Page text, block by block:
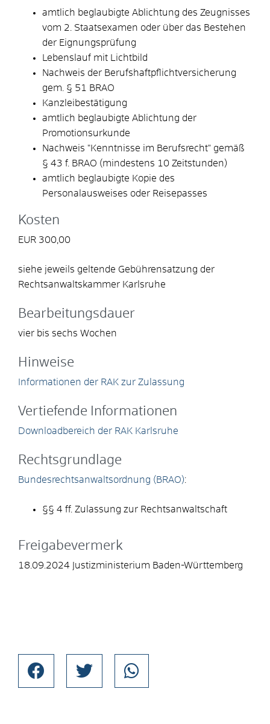
amtlich beglaubigte Ablichtung des Zeugnisses
vom 2. Staatsexamen oder über das Bestehen
der Eignungsprüfung
Lebenslauf mit Lichtbild
Nachweis der Berufshaftpflichtversicherung
gem. § 51 BRAO
Kanzleibestätigung
amtlich beglaubigte Ablichtung der
Promotionsurkunde
Nachweis "Kenntnisse im Berufsrecht" gemäß
§ 43 f. BRAO (mindestens 10 Zeitstunden)
amtlich beglaubigte Kopie des
Personalausweises oder Reisepasses
Kosten
EUR 300,00
siehe jeweils geltende Gebührensatzung der
Rechtsanwaltskammer Karlsruhe
Bearbeitungsdauer
vier bis sechs Wochen
Hinweise
Informationen der RAK zur Zulassung
Vertiefende Informationen
Downloadbereich der RAK Karlsruhe
Rechtsgrundlage
Bundesrechtsanwaltsordnung (BRAO):
§§ 4 ff. Zulassung zur Rechtsanwaltschaft
Freigabevermerk
18.09.2024 Justizministerium Baden-Württemberg